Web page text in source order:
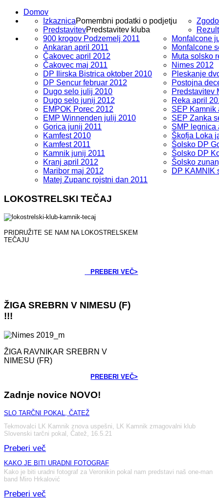
Domov
IzkaznicaPomembni podatki o podjetju
PredstavitevPredstavitev kluba
900 krogov Podzemelj 2011
Ankaran april 2011
Čakovec april 2012
Čakovec maj 2011
DP Ilirska Bistrica oktober 2010
DP Sencur februar 2012
Dugo selo julij 2010
Dugo selo junij 2012
EMPOK Porec 2012
EMP Winnenden julij 2010
Gorica junij 2011
Kamfest 2010
Kamfest 2011
Kamnik junij 2011
Kranj april 2012
Maribor maj 2012
Matej Zupanc rojstni dan 2011
Monfalcone
Monfalcone
Muta solsko
Nimes 2012
Pleskanje
Postojna
Predstavitev
Reka april
SEP Kamnik
SEP Zanka
SMP legnica
Škofja Loka
Šolsko DP
Šolsko DP
Šolsko
DP KAMNIK
LOKOSTRELSKI TEČAJ
PRIDRUŽITE SE NAM NA LOKOSTRELSKEM
TEČAJU
PREBERI VEČ>
ŽIGA SREBRN V NIMESU (F)
!!!
ŽIGA RAVNIKAR SREBRN V
NIMESU (FR)
PREBERI VEČ>
Zadnje novice NOVO!
SLO TARČNI POKAL, ČATEŽ
Tekmovalci LK Kamnik znova uspešni, LK Kamnik zmagovalni klub
Slovenski tarčni pokal, Čatež, 16.5.21
Preberi več
KAKO JE BITI URADNI FOTOGRAF
Kako je biti uradni fotograf za Veronikin pokal nam predstavi naš one-man
band Miro Hrkalović
Preberi več